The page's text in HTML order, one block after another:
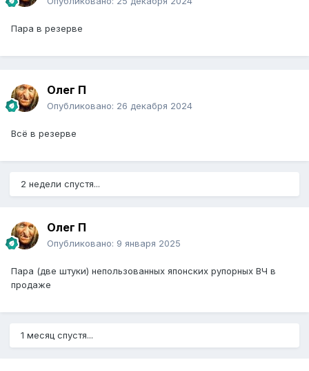
Пара в резерве
Олег П
Опубликовано: 26 декабря 2024
Всё в резерве
2 недели спустя...
Олег П
Опубликовано: 9 января 2025
Пара (две штуки) непользованных японских рупорных ВЧ в
продаже
1 месяц спустя...